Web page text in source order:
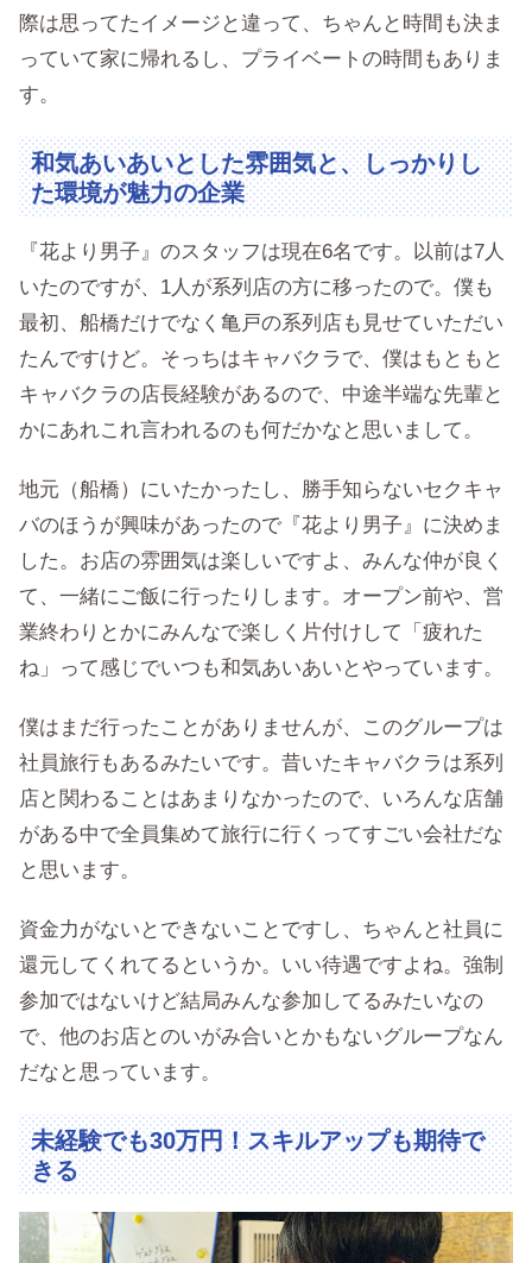
際は思ってたイメージと違って、ちゃんと時間も決ま
っていて家に帰れるし、プライベートの時間もありま
す。
和気あいあいとした雰囲気と、しっかりし
た環境が魅力の企業
『花より男子』のスタッフは現在6名です。以前は7人
いたのですが、1人が系列店の方に移ったので。僕も
最初、船橋だけでなく亀戸の系列店も見せていただい
たんですけど。そっちはキャバクラで、僕はもともと
キャバクラの店長経験があるので、中途半端な先輩と
かにあれこれ言われるのも何だかなと思いまして。
地元（船橋）にいたかったし、勝手知らないセクキャ
バのほうが興味があったので『花より男子』に決めま
した。お店の雰囲気は楽しいですよ、みんな仲が良く
て、一緒にご飯に行ったりします。オープン前や、営
業終わりとかにみんなで楽しく片付けして「疲れた
ね」って感じでいつも和気あいあいとやっています。
僕はまだ行ったことがありませんが、このグループは
社員旅行もあるみたいです。昔いたキャバクラは系列
店と関わることはあまりなかったので、いろんな店舗
がある中で全員集めて旅行に行くってすごい会社だな
と思います。
資金力がないとできないことですし、ちゃんと社員に
還元してくれてるというか。いい待遇ですよね。強制
参加ではないけど結局みんな参加してるみたいなの
で、他のお店とのいがみ合いとかもないグループなん
だなと思っています。
未経験でも30万円！スキルアップも期待で
きる